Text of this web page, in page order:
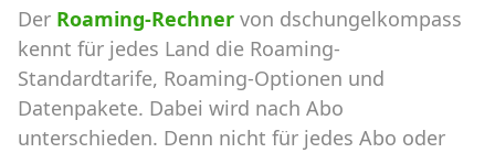
Der Roaming-Rechner von dschungelkompass
kennt für jedes Land die Roaming-
Standardtarife, Roaming-Optionen und
Datenpakete. Dabei wird nach Abo
unterschieden. Denn nicht für jedes Abo oder